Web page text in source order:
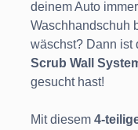
deinem Auto
Waschhandschuh
wäschst? Dann ist
Scrub Wall
gesucht hast!
Mit diesem 4-